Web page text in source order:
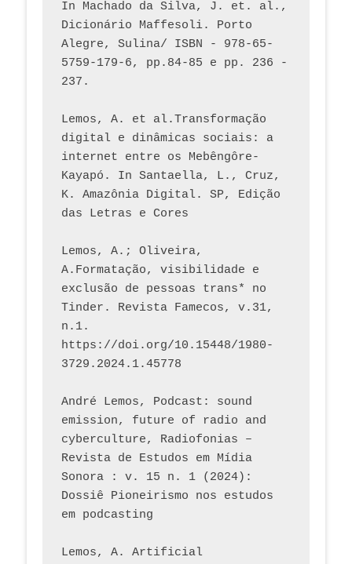
In Machado da Silva, J. et. al.,
Dicionário Maffesoli. Porto
Alegre, Sulina/ ISBN - 978-65-
5759-179-6, pp.84-85 e pp. 236 -
237.
Lemos, A. et al.Transformação
digital e dinâmicas sociais: a
internet entre os Mebêngôre-
Kayapó. In Santaella, L., Cruz,
K. Amazônia Digital. SP, Edição
das Letras e Cores
Lemos, A.; Oliveira,
A.Formatação, visibilidade e
exclusão de pessoas trans* no
Tinder. Revista Famecos, v.31,
n.1.
https://doi.org/10.15448/1980-
3729.2024.1.45778
André Lemos, Podcast: sound
emission, future of radio and
cyberculture, Radiofonias –
Revista de Estudos em Mídia
Sonora : v. 15 n. 1 (2024):
Dossiê Pioneirismo nos estudos
em podcasting
Lemos, A. Artificial